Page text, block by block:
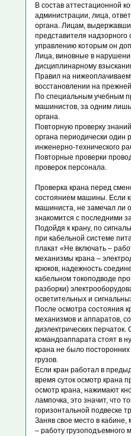
В состав аттестационной
администрации, лица,
органа. Лицам,
представителя
управлению которым он
Лица, виновные в
дисциплинарному
Правил на
восстановлении на
По специальным учебным
машинистов, за одним лишь
органа.
Повторную проверку
органа периодически один
инженерно-технического
Повторные проверки
проверок персонала.
Проверка крана перед
состоянием машины. Если
машиниста, не замечал ли
знакомится с последними
Подойдя к крану, по
при кабельной системе
плакат «Не включать –
механизмы крана –
крюков, надежность
кабельном токоподводе
разборки)
осветительных и
После осмотра состояния
механизмов и аппаратов,
диэлектрических
командоаппарата стоят в
крана не было
грузов.
Если кран работал в
время суток осмотр крана
осмотр крана, нажимают
лампочка, это значит, что
горизонтальной подвеске
Заняв свое место в
– работу грузоподъемного